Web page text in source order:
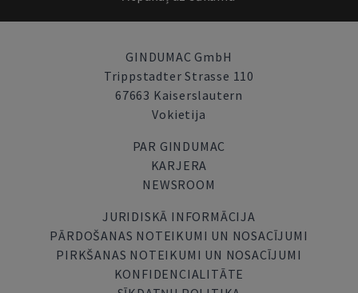
GINDUMAC GmbH
Trippstadter Strasse 110
67663 Kaiserslautern
Vokietija
PAR GINDUMAC
KARJERA
NEWSROOM
JURIDISKĀ INFORMĀCIJA
PĀRDOŠANAS NOTEIKUMI UN NOSACĪJUMI
PIRKŠANAS NOTEIKUMI UN NOSACĪJUMI
KONFIDENCIALITĀTE